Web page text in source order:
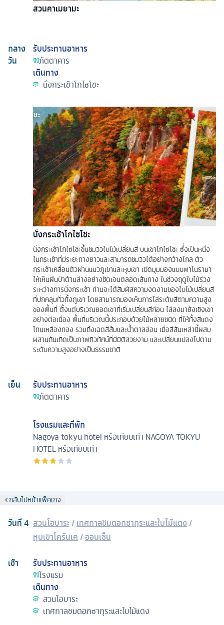
สวนคาเมยามะ
กลาง
วัน
รับประทานอาหาร
ภัตตาคาร
เดินทาง
นั่งกระเช้าโกไซโชะ
นั่งกระเช้าโกไซโชะ
นั่งกระเช้าโกไซโชะขึ้นชมวิวใบไม้เปลี่ยนสี บนเขาโกไซโชะ ซึ่่งเป็นหนึ่ง
ในกระเช้าที่มีระยะทางยาวและสามารถชมวิวได้อย่างกว้างไกล ตัว
กระเช้าเคลื่อนตัวผ่านแนวภูเขาและหุบเขา เปิดมุมมองแบบพาโนรามา
ให้เห็นผืนป่าด้านล่างอย่างชัดเจนตลอดเส้นทาง ในช่วงฤดูใบไม้ร่วง
ระหว่างการนั่งกระเช้า ท่านจะได้สัมผัสความงดงามของใบไม้เปลี่ยนสี
ที่ปกคลุมทั่วทั้งภูเขา โดยสามารถมองเห็นการไล่ระดับสีตามความสูง
ของพื้นที่ ตั้งแต่บริเวณยอดเขาที่เริ่มเปลี่ยนสีก่อน ไล่ลงมายังเชิงเขา
อย่างต่อเนื่อง พื้นที่บริเวณนี้ประกอบด้วยไม้หลายชนิด ที่ให้ทั้งสีแดง
โทนเหลืองทอง รวมถึงเฉดสีส้มและน้ำตาลอ่อน เมื่อสีสันเหล่านี้ผสม
ผสานกันเกิดเป็นภาพทิวทัศน์ที่มีมิติสวยงาม และเปลี่ยนแปลงไปตาม
ระดับความสูงอย่างเป็นธรรมชาติ
เย็น
รับประทานอาหาร
ภัตตาคาร
โรงแรมและที่พัก
Nagoya tokyu hotel หรือเทียบเท่า NAGOYA TOKYU
HOTEL หรือเทียบเท่า
กลับไปหน้าแพ็คเกจ
วันที่4 สวนโอบาระ/เทศกาลชมดอกซากุระและใบไม้แดง/
หุบเขาโครันเค /ออนเซ็น
เช้า
รับประทานอาหาร
โรงแรม
เดินทาง
สวนโอบาระ
เทศกาลชมดอกซากุระและใบไม้แดง